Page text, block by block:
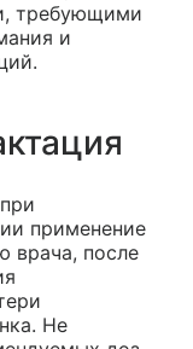
требующими
и
применение
врача, после
Не